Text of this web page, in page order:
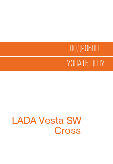
Подробнее
Узнать цену
LADA Vesta SW
Cross